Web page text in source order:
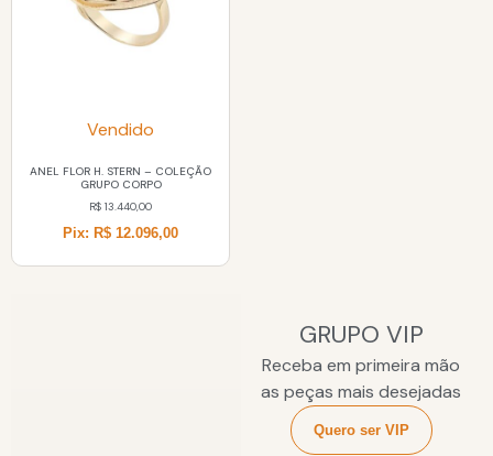
Vendido
ANEL FLOR H. STERN – COLEÇÃO
GRUPO CORPO
R$ 13.440,00
Pix: R$ 12.096,00
GRUPO VIP
Receba em primeira mão
as peças mais desejadas
Quero ser VIP